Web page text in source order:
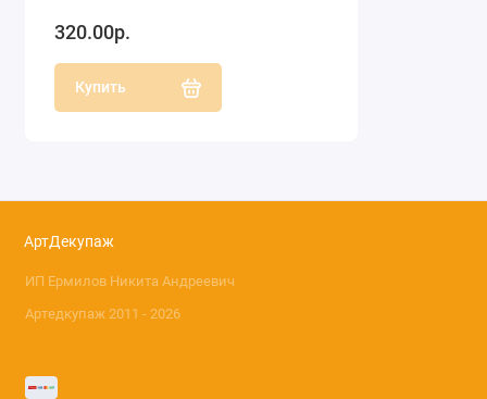
320.00р.
Купить
АртДекупаж
ИП Ермилов Никита Андреевич
Артедкупаж 2011 - 2026